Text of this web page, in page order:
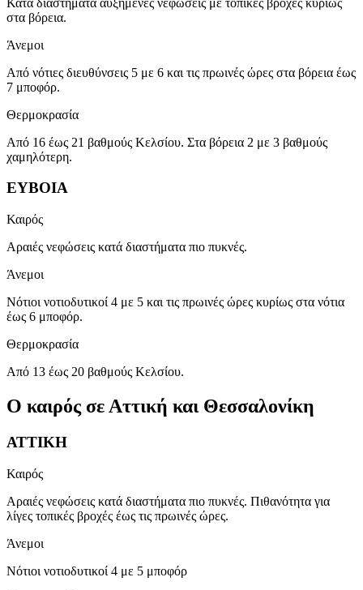
στα βόρεια.
Άνεμοι
Από νότιες διευθύνσεις 5 με 6 και τις πρωινές ώρες στα βόρεια έως
7 μποφόρ.
Θερμοκρασία
Από 16 έως 21 βαθμούς Κελσίου. Στα βόρεια 2 με 3 βαθμούς
χαμηλότερη.
ΕΥΒΟΙΑ
Καιρός
Αραιές νεφώσεις κατά διαστήματα πιο πυκνές.
Άνεμοι
Νότιοι νοτιοδυτικοί 4 με 5 και τις πρωινές ώρες κυρίως στα νότια
έως 6 μποφόρ.
Θερμοκρασία
Από 13 έως 20 βαθμούς Κελσίου.
Ο καιρός σε Αττική και Θεσσαλονίκη
ΑΤΤΙΚΗ
Καιρός
Αραιές νεφώσεις κατά διαστήματα πιο πυκνές. Πιθανότητα για
λίγες τοπικές βροχές έως τις πρωινές ώρες.
Άνεμοι
Νότιοι νοτιοδυτικοί 4 με 5 μποφόρ